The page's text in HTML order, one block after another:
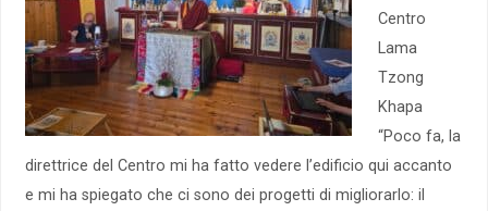
Centro
Lama
Tzong
Khapa
“Poco fa, la
direttrice del Centro mi ha fatto vedere l’edificio qui accanto
e mi ha spiegato che ci sono dei progetti di migliorarlo: il